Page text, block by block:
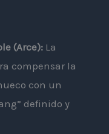
(Arce): La
compensar la
con un
definido y